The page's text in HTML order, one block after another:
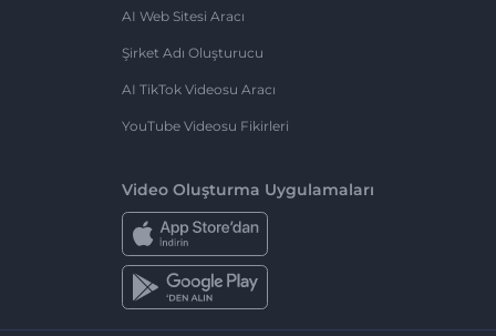
AI Web Sitesi Aracı
Şirket Adı Oluşturucu
AI TikTok Videosu Aracı
YouTube Videosu Fikirleri
Video Oluşturma Uygulamaları